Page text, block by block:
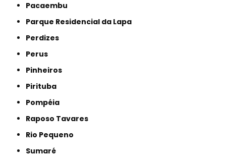
Pacaembu
Parque Residencial da Lapa
Perdizes
Perus
Pinheiros
Pirituba
Pompéia
Raposo Tavares
Rio Pequeno
Sumaré